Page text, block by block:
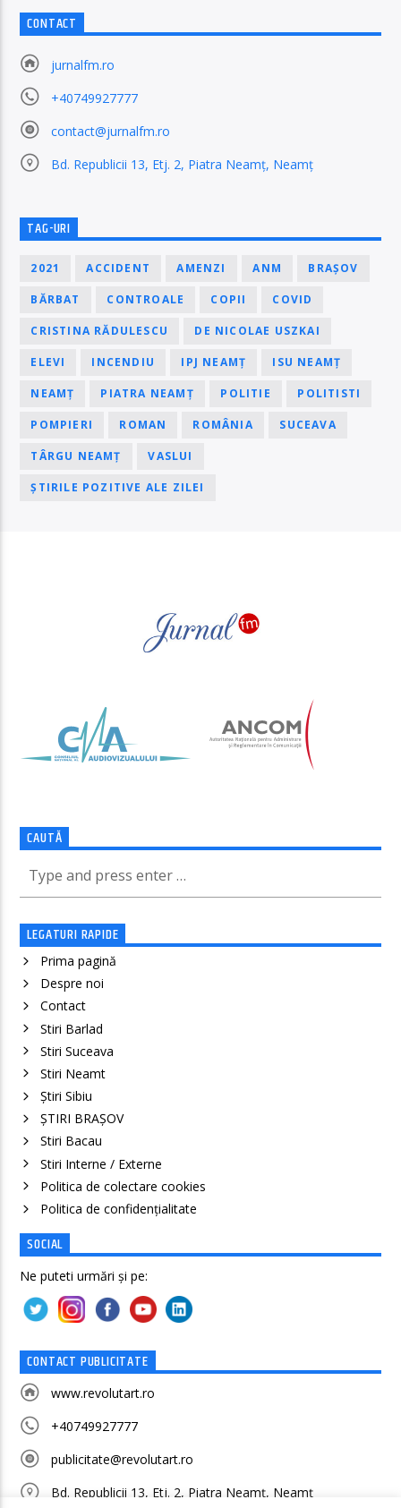
CONTACT
jurnalfm.ro
+40749927777
contact@jurnalfm.ro
Bd. Republicii 13, Etj. 2, Piatra Neamț, Neamț
TAG-URI
2021 ACCIDENT AMENZI ANM BRAȘOV
BĂRBAT CONTROALE COPII COVID
CRISTINA RĂDULESCU DE NICOLAE USZKAI
ELEVI INCENDIU IPJ NEAMȚ ISU NEAMȚ
NEAMȚ PIATRA NEAMȚ POLITIE POLITISTI
POMPIERI ROMAN ROMÂNIA SUCEAVA
TÂRGU NEAMȚ VASLUI
ȘTIRILE POZITIVE ALE ZILEI
CAUTĂ
LEGATURI RAPIDE
Prima pagină
Despre noi
Contact
Stiri Barlad
Stiri Suceava
Stiri Neamt
Știri Sibiu
ȘTIRI BRAȘOV
Stiri Bacau
Stiri Interne / Externe
Politica de colectare cookies
Politica de confidenţialitate
SOCIAL
Ne puteti urmări și pe:
CONTACT PUBLICITATE
www.revolutart.ro
+40749927777
publicitate@revolutart.ro
Bd. Republicii 13, Etj. 2, Piatra Neamț, Neamț